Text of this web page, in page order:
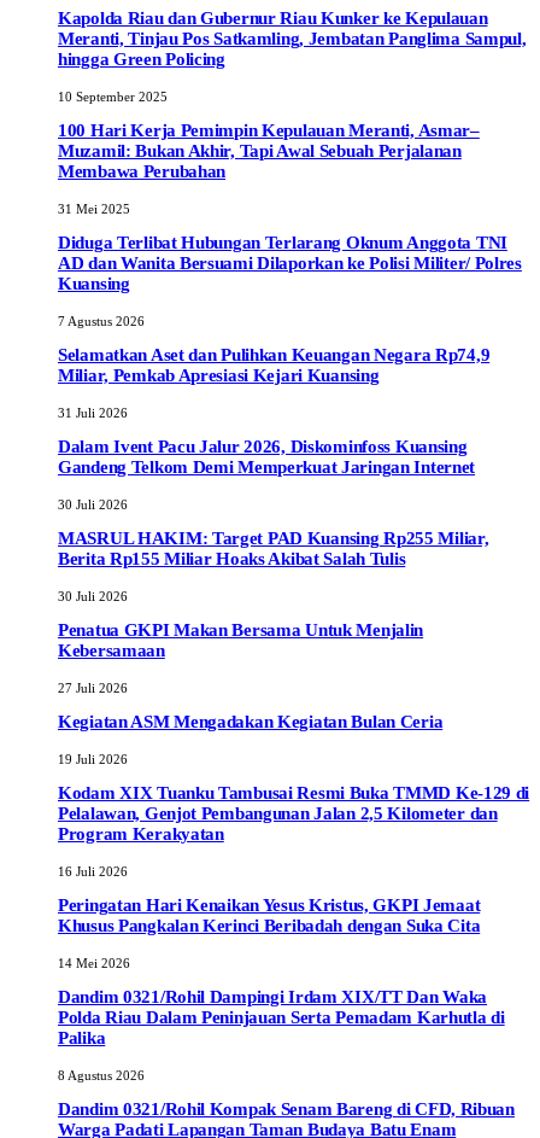
Kapolda Riau dan Gubernur Riau Kunker ke Kepulauan
Meranti, Tinjau Pos Satkamling, Jembatan Panglima Sampul,
hingga Green Policing
10 September 2025
100 Hari Kerja Pemimpin Kepulauan Meranti, Asmar–
Muzamil: Bukan Akhir, Tapi Awal Sebuah Perjalanan
Membawa Perubahan
31 Mei 2025
Diduga Terlibat Hubungan Terlarang Oknum Anggota TNI
AD dan Wanita Bersuami Dilaporkan ke Polisi Militer/ Polres
Kuansing
7 Agustus 2026
Selamatkan Aset dan Pulihkan Keuangan Negara Rp74,9
Miliar, Pemkab Apresiasi Kejari Kuansing
31 Juli 2026
Dalam Ivent Pacu Jalur 2026, Diskominfoss Kuansing
Gandeng Telkom Demi Memperkuat Jaringan Internet
30 Juli 2026
MASRUL HAKIM: Target PAD Kuansing Rp255 Miliar,
Berita Rp155 Miliar Hoaks Akibat Salah Tulis
30 Juli 2026
Penatua GKPI Makan Bersama Untuk Menjalin
Kebersamaan
27 Juli 2026
Kegiatan ASM Mengadakan Kegiatan Bulan Ceria
19 Juli 2026
Kodam XIX Tuanku Tambusai Resmi Buka TMMD Ke-129 di
Pelalawan, Genjot Pembangunan Jalan 2,5 Kilometer dan
Program Kerakyatan
16 Juli 2026
Peringatan Hari Kenaikan Yesus Kristus, GKPI Jemaat
Khusus Pangkalan Kerinci Beribadah dengan Suka Cita
14 Mei 2026
Dandim 0321/Rohil Dampingi Irdam XIX/TT Dan Waka
Polda Riau Dalam Peninjauan Serta Pemadam Karhutla di
Palika
8 Agustus 2026
Dandim 0321/Rohil Kompak Senam Bareng di CFD, Ribuan
Warga Padati Lapangan Taman Budaya Batu Enam